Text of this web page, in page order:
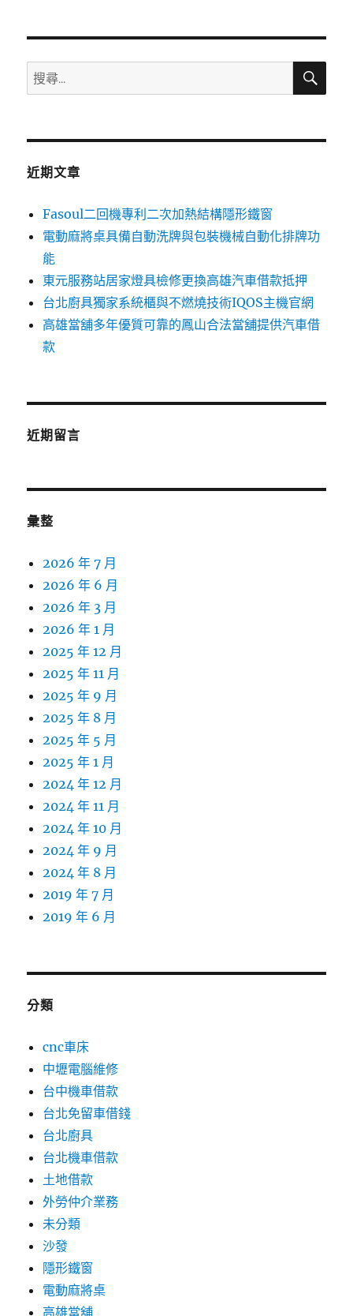
搜
尋
鍵
搜
近期文章
Fasoul二回機專利二次加熱結構隱形鐵窗
電動麻將桌具備自動洗牌與包裝機械自動化排牌功
能
東元服務站居家燈具檢修更換高雄汽車借款抵押
台北廚具獨家系統櫃與不燃燒技術IQOS主機官網
高雄當舖多年優質可靠的鳳山合法當舖提供汽車借
款
近期留言
彙整
2026 年 7 月
2026 年 6 月
2026 年 3 月
2026 年 1 月
2025 年 12 月
2025 年 11 月
2025 年 9 月
2025 年 8 月
2025 年 5 月
2025 年 1 月
2024 年 12 月
2024 年 11 月
2024 年 10 月
2024 年 9 月
2024 年 8 月
2019 年 7 月
2019 年 6 月
分類
cnc車床
中壢電腦維修
台中機車借款
台北免留車借錢
台北廚具
台北機車借款
土地借款
外勞仲介業務
未分類
沙發
隱形鐵窗
電動麻將桌
高雄當舖